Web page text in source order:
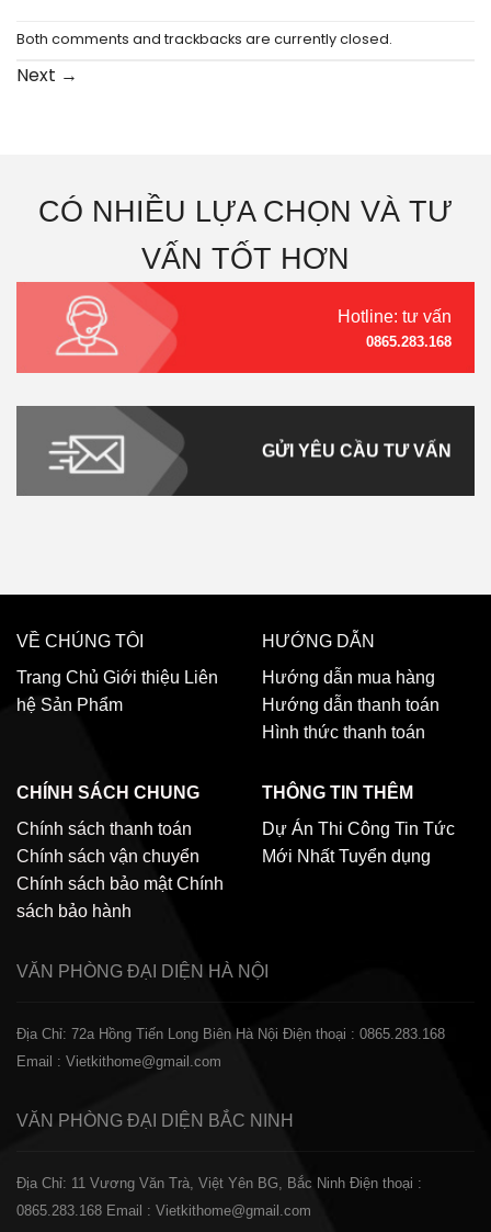
Both comments and trackbacks are currently closed.
Next →
CÓ NHIỀU LỰA CHỌN VÀ TƯ
VẤN TỐT HƠN
Hotline: tư vấn
0865.283.168
GỬI YÊU CẦU TƯ VẤN
VỀ CHÚNG TÔI
Trang Chủ Giới thiệu Liên
hệ Sản Phẩm
HƯỚNG DẪN
Hướng dẫn mua hàng
Hướng dẫn thanh toán
Hình thức thanh toán
CHÍNH SÁCH CHUNG
Chính sách thanh toán
Chính sách vận chuyển
Chính sách bảo mật Chính
sách bảo hành
THÔNG TIN THÊM
Dự Án Thi Công Tin Tức
Mới Nhất Tuyển dụng
VĂN PHÒNG ĐẠI DIỆN HÀ NỘI
Địa Chỉ: 72a Hồng Tiến Long Biên Hà Nội Điện thoại : 0865.283.168
Email : Vietkithome@gmail.com
VĂN PHÒNG ĐẠI DIỆN BẮC NINH
Địa Chỉ: 11 Vương Văn Trà, Việt Yên BG, Bắc Ninh Điện thoại :
0865.283.168 Email : Vietkithome@gmail.com